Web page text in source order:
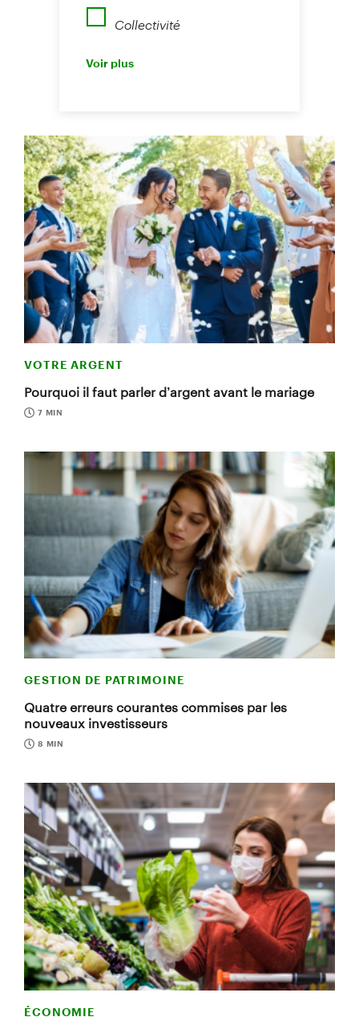
VOTRE ARGENT
Pourquoi il faut parler d’argent avant le mariage
7 MIN
GESTION DE PATRIMOINE
Quatre erreurs courantes commises par les
nouveaux investisseurs
8 MIN
ÉCONOMIE
Collectivité
Perspectives
Voir plus